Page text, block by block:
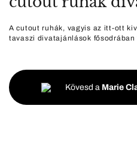
A cutout ruhák, vagyis az itt-ott
tavaszi divatajánlások
Kövesd a Marie